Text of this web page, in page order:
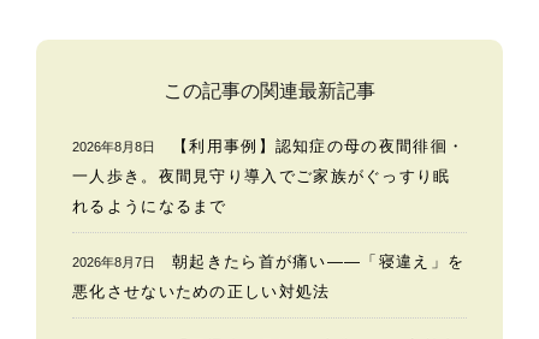
この記事の関連最新記事
2026年8月8日
【利用事例】認知症の母の夜間徘徊・
一人歩き。夜間見守り導入でご家族がぐっすり眠
れるようになるまで
2026年8月7日
朝起きたら首が痛い——「寝違え」を
悪化させないための正しい対処法